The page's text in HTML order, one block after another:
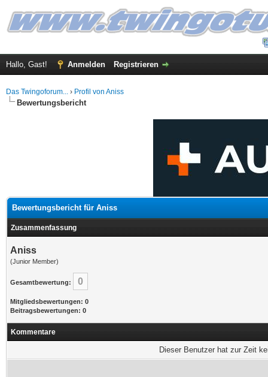
Hallo, Gast! Anmelden Registrieren
Das Twingoforum... › Profil von Aniss
Bewertungsbericht
Bewertungsbericht für Aniss
Zusammenfassung
Aniss
(Junior Member)
Gesamtbewertung: 0
Mitgliedsbewertungen: 0
Beitragsbewertungen: 0
Kommentare
Dieser Benutzer hat zur Zeit